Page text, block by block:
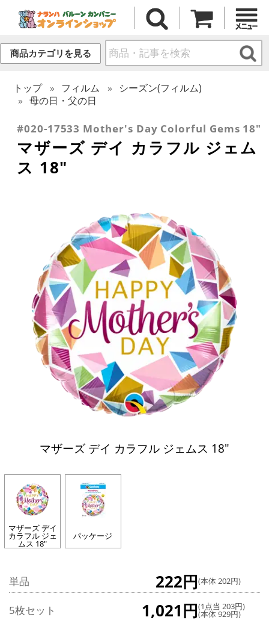
商品カテゴリを見る
トップ フィルム
シーズン(フィルム)
母の日・父の日
#020-17533 Mother's Day Colorful Gems 18"
マザーズ デイ カラフル ジェム
ス 18"
マザーズ デイ カラフル ジェムス 18"
マザーズ デイ
カラフル ジェ
ムス 18"
パッケージ
単品 222円(本体 202円)
5枚セット 1,021円(1点当 203円)
(本体 929円)